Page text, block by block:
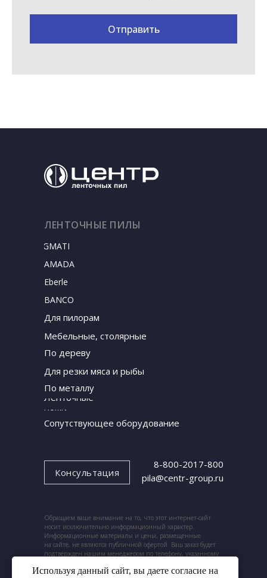
Отправить
SIGMATEC
AMADA
Eberle
BANCO
Консультация
Для пилорам
Мебельные, столярные
По дереву
Для резки мяса и рыбы
8-800-2017-800
pila@centr-group.ru
ЛЕНТОЧНЫЕ ПИЛЫ
Обращаем ваше внимание на то, что этот интернет-сайт
носит исключительно информационный характер.
Информационные материалы и цены, размещенные
на сайте, не являются публичной офертой. Ваш заказ будет
подтвержден нашим менеджером по телефону, указанному
По металлу
Ленточные
ножи
Сопутствующее оборудование
Используя данный сайт, вы даете согласие на